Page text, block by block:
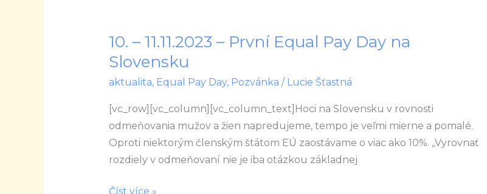
10. – 11.11.2023 – První Equal Pay Day na
Slovensku
aktualita, Equal Pay Day, Pozvánka / Lucie Šťastná
[vc_row][vc_column][vc_column_text]Hoci na Slovensku v rovnosti
odmeňovania mužov a žien napredujeme, tempo je veľmi mierne a pomalé.
Oproti niektorým členským štátom EÚ zaostávame o viac ako 10%. „Vyrovnať
rozdiely v odmeňovaní nie je iba otázkou základnej
10.
–
První
Equal
Pay
Day
Číst více »